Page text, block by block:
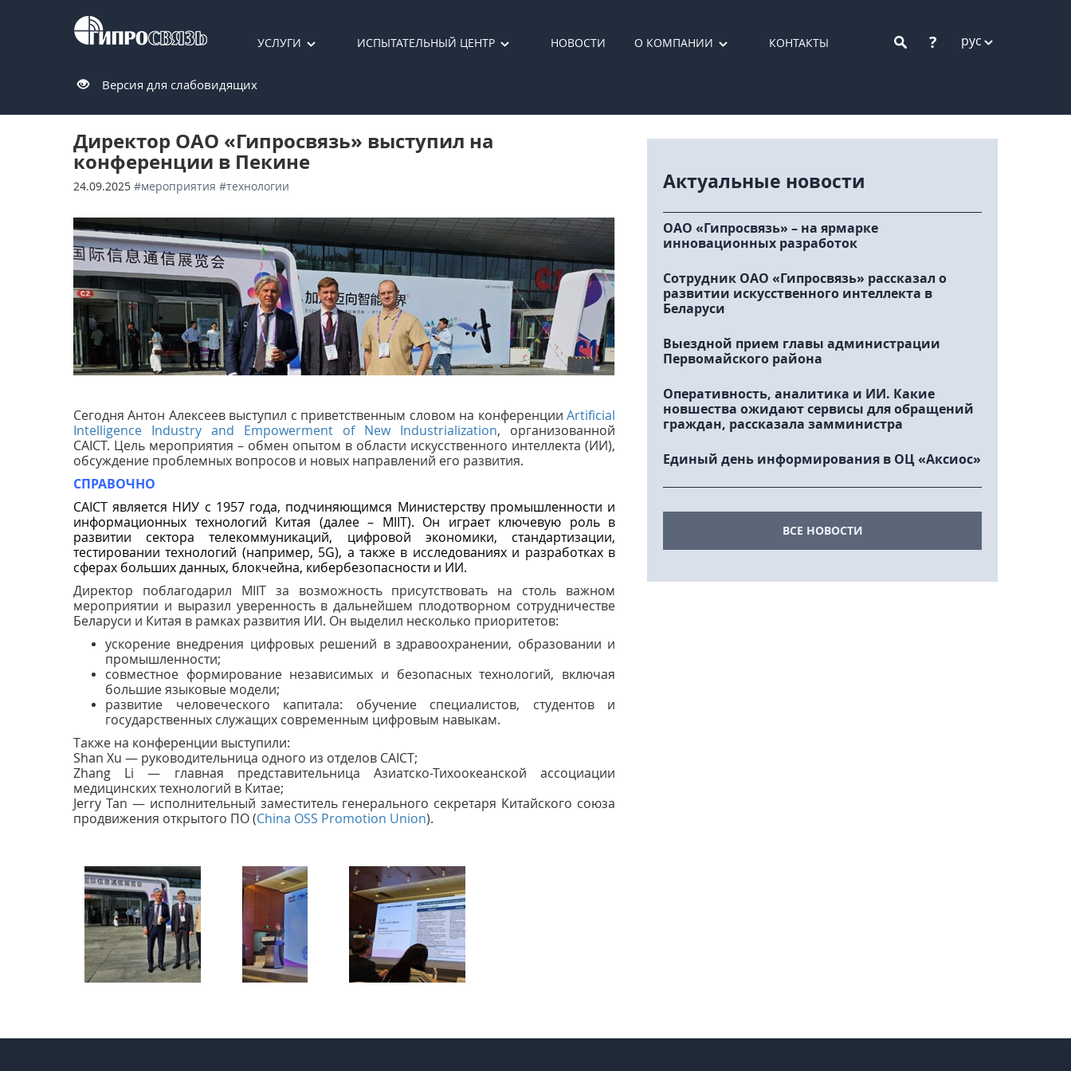
УСЛУГИ ИСПЫТАТЕЛЬНЫЙ ЦЕНТР НОВОСТИ О КОМПАНИИ КОНТАКТЫ ? рус
Версия для слабовидящих
Директор ОАО «Гипросвязь» выступил на
конференции в Пекине
24.09.2025 #мероприятия #технологии
Сегодня Антон Алексеев выступил с приветственным словом на конференции Artificial
Intelligence Industry and Empowerment of New Industrialization, организованной
CAICT. Цель мероприятия – обмен опытом в области искусственного интеллекта (ИИ),
обсуждение проблемных вопросов и новых направлений его развития.
СПРАВОЧНО
CAICT является НИУ c 1957 года, подчиняющимся Министерству промышленности и
информационных технологий Китая (далее – MIIT). Он играет ключевую роль в
развитии сектора телекоммуникаций, цифровой экономики, стандартизации,
тестировании технологий (например, 5G), а также в исследованиях и разработках в
сферах больших данных, блокчейна, кибербезопасности и ИИ.
Директор поблагодарил MIIT за возможность присутствовать на столь важном
мероприятии и выразил уверенность в дальнейшем плодотворном сотрудничестве
Беларуси и Китая в рамках развития ИИ. Он выделил несколько приоритетов:
ускорение внедрения цифровых решений в здравоохранении, образовании и
промышленности;
совместное формирование независимых и безопасных технологий, включая
большие языковые модели;
развитие человеческого капитала: обучение специалистов, студентов и
государственных служащих современным цифровым навыкам.
Также на конференции выступили:
Shan Xu — руководительница одного из отделов CAICT;
Zhang Li — главная представительница Азиатско-Тихоокеанской ассоциации
медицинских технологий в Китае;
Jerry Tan — исполнительный заместитель генерального секретаря Китайского союза
продвижения открытого ПО (China OSS Promotion Union).
Актуальные новости
ОАО «Гипросвязь» – на ярмарке
инновационных разработок
Сотрудник ОАО «Гипросвязь» рассказал о
развитии искусственного интеллекта в
Беларуси
Выездной прием главы администрации
Первомайского района
Оперативность, аналитика и ИИ. Какие
новшества ожидают сервисы для обращений
граждан, рассказала замминистра
Единый день информирования в ОЦ «Аксиос»
ВСЕ НОВОСТИ